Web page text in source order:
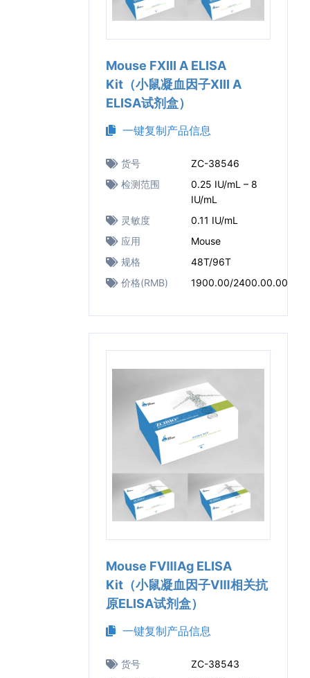
Mouse FXIII A ELISA
Kit（小鼠凝血因子XIII A
ELISA试剂盒）
一键复制产品信息
货号
ZC-38546
检测范围
0.25 IU/mL – 8
IU/mL
灵敏度
0.11 IU/mL
应用
Mouse
规格
48T/96T
价格(RMB)
1900.00/2400.00.00
Mouse FⅧAg ELISA
Kit（小鼠凝血因子Ⅷ相关抗
原ELISA试剂盒）
一键复制产品信息
货号
ZC-38543